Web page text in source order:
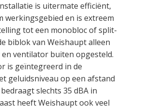
is uitermate efficiënt,
werkingsgebied en is extreem
tot een monobloc of split-
biblok van Weishaupt alleen
ventilator buiten opgesteld.
is geïntegreerd in de
geluidsniveau op een afstand
slechts 35 dBA in
heeft Weishaupt ook veel